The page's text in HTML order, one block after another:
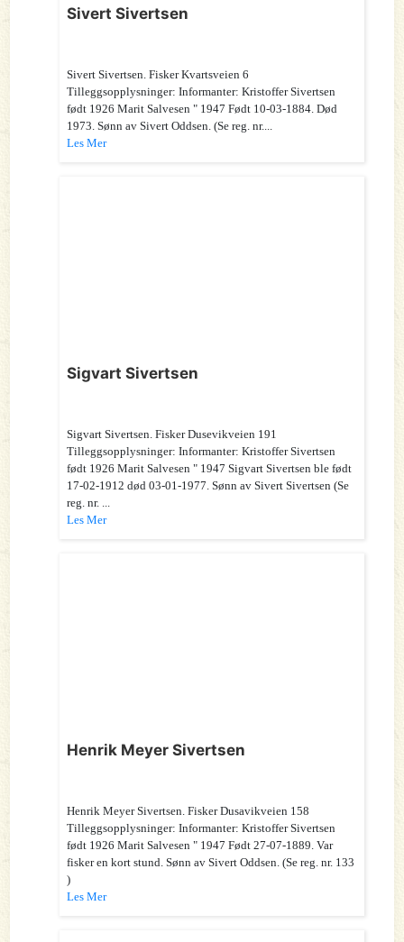
Sivert Sivertsen
Sivert Sivertsen. Fisker Kvartsveien 6
Tilleggsopplysninger: Informanter: Kristoffer Sivertsen
født 1926 Marit Salvesen " 1947 Født 10-03-1884. Død
1973. Sønn av Sivert Oddsen. (Se reg. nr....
Les Mer
Sigvart Sivertsen
Sigvart Sivertsen. Fisker Dusevikveien 191
Tilleggsopplysninger: Informanter: Kristoffer Sivertsen
født 1926 Marit Salvesen " 1947 Sigvart Sivertsen ble født
17-02-1912 død 03-01-1977. Sønn av Sivert Sivertsen (Se
reg. nr. ...
Les Mer
Henrik Meyer Sivertsen
Henrik Meyer Sivertsen. Fisker Dusavikveien 158
Tilleggsopplysninger: Informanter: Kristoffer Sivertsen
født 1926 Marit Salvesen " 1947 Født 27-07-1889. Var
fisker en kort stund. Sønn av Sivert Oddsen. (Se reg. nr. 133
)
Les Mer